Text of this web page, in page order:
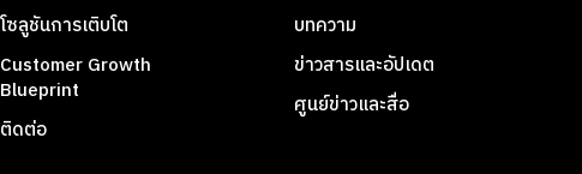
โซลูชันการเติบโต
Customer Growth
Blueprint
ติดต่อ
บทความ
ข่าวสารและอัปเดต
ศูนย์ข่าวและสื่อ